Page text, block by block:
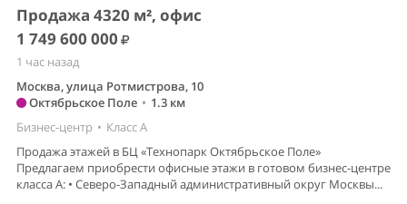
Продажа 4320 м², офис
1 749 600 000
1 час назад
Москва, улица Ротмистрова, 10
Октябрьское Поле • 1.3 км
Бизнес-центр • Класс A
Продажа этажей в БЦ «Технопарк Октябрьское Поле»
Предлагаем приобрести офисные этажи в готовом бизнес-центре
класса А: • Северо-Западный административный округ Москвы...